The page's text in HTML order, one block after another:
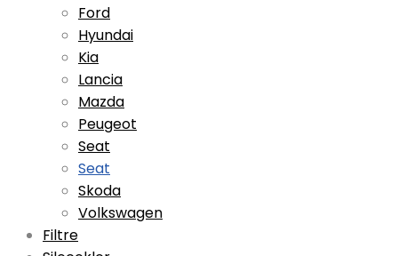
Ford
Hyundai
Kia
Lancia
Mazda
Peugeot
Seat
Seat
Skoda
Volkswagen
Filtre